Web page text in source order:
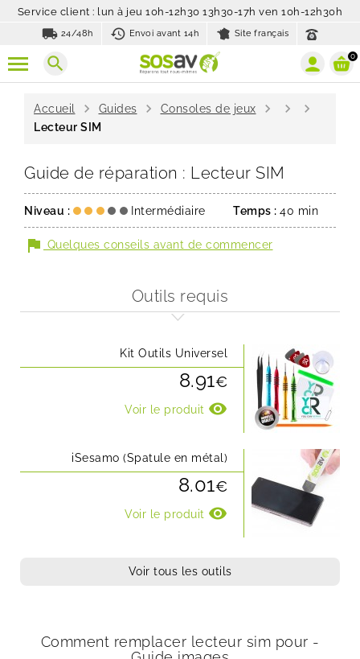
Service client : lun à jeu 10h-12h30 13h30-17h ven 10h-12h30h
local_shipping 24/48h history_toggle_off
Envoi avant 14h Site français
search 0
Accueil chevron_right Guides chevron_right Consoles de jeux chevron_right chevron_right chevron_right
Lecteur SIM
Guide de réparation : Lecteur SIM
Niveau : Intermédiaire Temps : 40 min
flag Quelques conseils avant de commencer
Outils requis
Kit Outils Universel
8.91€
Voir le produit visibility
iSesamo (Spatule en métal)
8.01€
Voir le produit visibility
Voir tous les outils
Comment remplacer lecteur sim pour -